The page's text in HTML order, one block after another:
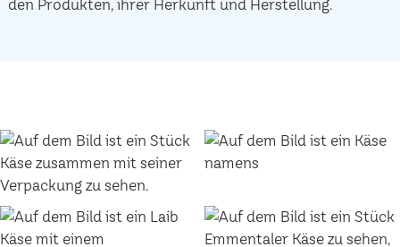
den Produkten, ihrer Herkunft und Herstellung.